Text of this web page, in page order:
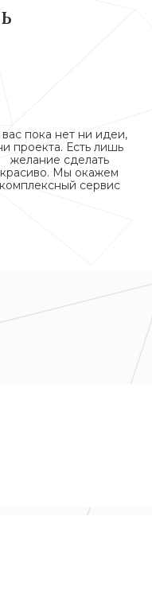
пока нет ни идеи,
проекта. Есть лишь
желание сделать
красиво. Мы окажем
комплексный сервис